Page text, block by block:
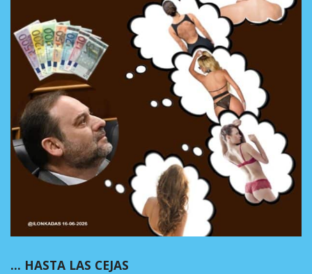
… HASTA LAS CEJAS